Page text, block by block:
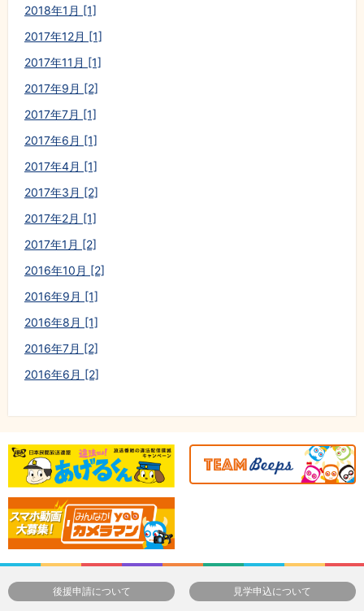
2018年1月 [1]
2017年12月 [1]
2017年11月 [1]
2017年9月 [2]
2017年7月 [1]
2017年6月 [1]
2017年4月 [1]
2017年3月 [2]
2017年2月 [1]
2017年1月 [2]
2016年10月 [2]
2016年9月 [1]
2016年8月 [1]
2016年7月 [2]
2016年6月 [2]
後援申請について 見学申込について